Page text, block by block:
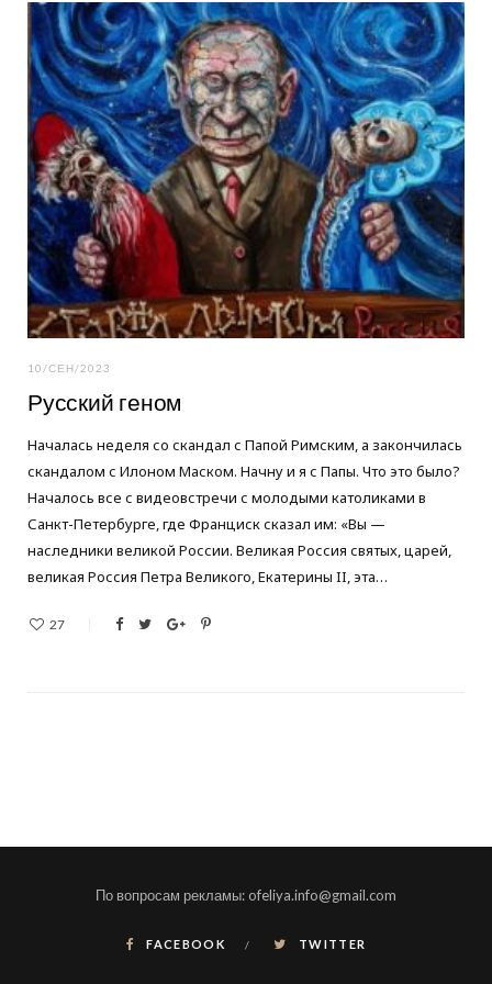
o
o
k
e
r
g
r
a
m
10/СЕН/2023
Русский геном
Началась неделя со скандал с Папой Римским, а закончилась
скандалом с Илоном Маском. Начну и я с Папы. Что это было?
Началось все с видеовстречи с молодыми католиками в
Санкт-Петербурге, где Франциск сказал им: «Вы —
наследники великой России. Великая Россия святых, царей,
великая Россия Петра Великого, Екатерины II, эта…
27
По вопросам рекламы: ofeliya.info@gmail.com
FACEBOOK TWITTER